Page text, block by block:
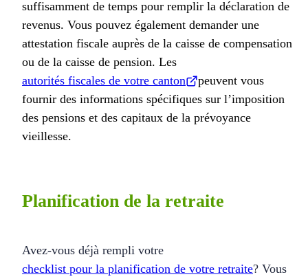
suffisamment de temps pour remplir la déclaration de
revenus. Vous pouvez également demander une
attestation fiscale auprès de la caisse de compensation
ou de la caisse de pension. Les
autorités fiscales de votre canton
peuvent vous
fournir des informations spécifiques sur l’imposition
des pensions et des capitaux de la prévoyance
vieillesse.
Planification de la retraite
Avez-vous déjà rempli votre
checklist pour la planification de votre retraite? Vous